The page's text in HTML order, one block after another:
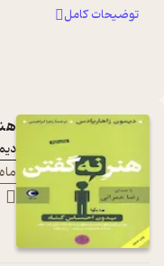
توضیحات کامل